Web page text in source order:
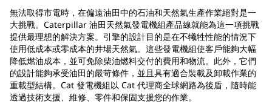
無法取得市電時，在偏遠油田中的石油和天然氣生產作業絕對是一
大挑戰。Caterpillar 油田天然氣發電機組產品線就能為這一項挑戰
提供最理想的解決方案。引擎的設計目的是在不犧牲性能的情況下
使用低成本或零成本的井場天然氣。這些發電機組使客戶能夠大幅
降低燃油成本，並可免除柴油燃料交付的費用和物流。此外，它們
的設計能夠承受油田的嚴苛條件，並且具有適合裝載及卸載作業的
重載型結構。Cat 發電機組以 Cat 代理商全球網路為後盾，隨時能
透過技術支援、維修、零件和保固支援您的作業。